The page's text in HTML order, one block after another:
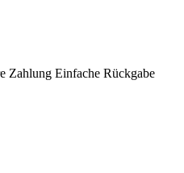
Zahlung Einfache Rückgabe